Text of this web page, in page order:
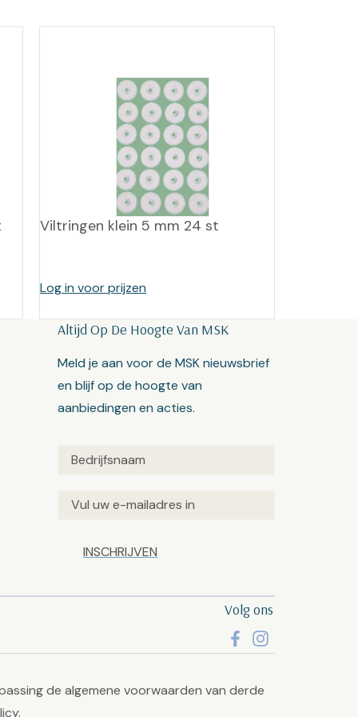
Viltringen klein 5 mm 24 st
Log in voor prijzen
Altijd Op De Hoogte Van MSK
Meld je aan voor de MSK nieuwsbrief
en blijf op de hoogte van
aanbiedingen en acties.
Untitled(Vereist)
Email(Vereist)
Captcha
Volg ons
de algemene voorwaarden van derde
.